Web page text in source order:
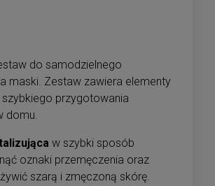
do samodzielnego
maski. Zestaw zawiera elementy
szybkiego przygotowania
domu.
w szybki sposób
oznaki przemęczenia oraz
szarą i zmęczoną skórę.